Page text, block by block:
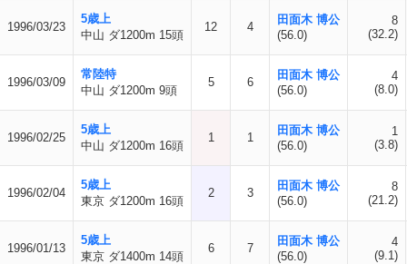
1996/03/23
5歳上
中山 ダ1200m 15頭
12 4
田面木 博公
(56.0)
8
(32.2)
1996/03/09
常陸特
中山 ダ1200m 9頭
5 6
田面木 博公
(56.0)
4
(8.0)
1996/02/25
5歳上
中山 ダ1200m 16頭
1 1
田面木 博公
(56.0)
1
(3.8)
1996/02/04
5歳上
東京 ダ1200m 16頭
2 3
田面木 博公
(56.0)
8
(21.2)
1996/01/13
5歳上
東京 ダ1400m 14頭
6 7
田面木 博公
(56.0)
4
(9.1)